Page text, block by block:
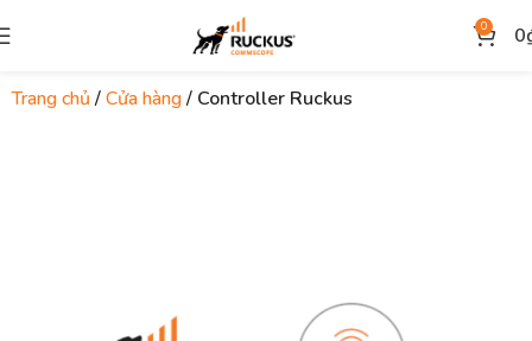
0 0
Trang chủ Cửa hàng Controller Ruckus